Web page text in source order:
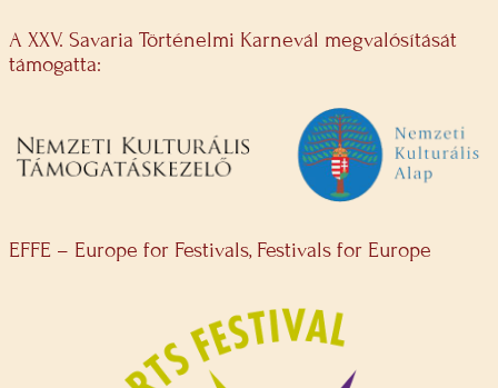
A XXV. Savaria Történelmi Karnevál megvalósítását
támogatta:
EFFE – Europe for Festivals, Festivals for Europe